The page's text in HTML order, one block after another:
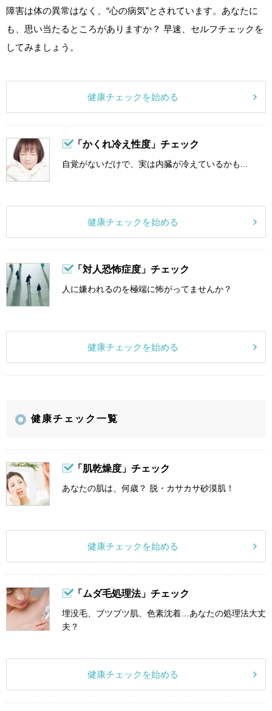
障害は体の異常はなく、“心の病気”とされています。あなたに
も、思い当たるところがありますか？ 早速、セルフチェックを
してみましょう。
健康チェックを始める
「かくれ冷え性度」チェック
自覚がないだけで、実は内臓が冷えているかも...
健康チェックを始める
「対人恐怖症度」チェック
人に嫌われるのを極端に怖がってませんか？
健康チェックを始める
健康チェック一覧
「肌乾燥度」チェック
あなたの肌は、何歳？ 脱・カサカサ砂漠肌！
健康チェックを始める
「ムダ毛処理法」チェック
埋没毛、ブツブツ肌、色素沈着…あなたの処理法大丈
夫？
健康チェックを始める